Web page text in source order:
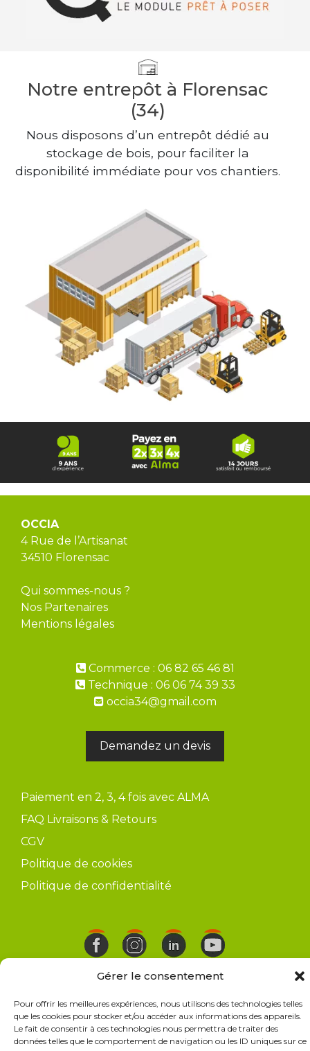
Gérer le consentement
Pour offrir les meilleures expériences, nous utilisons des technologies telles
que les cookies pour stocker et/ou accéder aux informations des appareils.
Le fait de consentir à ces technologies nous permettra de traiter des
données telles que le comportement de navigation ou les ID uniques sur ce
Notre entrepôt à Florensac
(34)
Nous disposons d’un entrepôt dédié au
stockage de bois, pour faciliter la
disponibilité immédiate pour vos chantiers.
OCCIA
4 Rue de l’Artisanat
34510 Florensac
Qui sommes-nous ?
Nos Partenaires
Mentions légales
Commerce : 06 82 65 46 81
Technique : 06 06 74 39 33
occia34@gmail.com
Demandez un devis
Paiement en 2, 3, 4 fois avec ALMA
FAQ Livraisons & Retours
CGV
Politique de cookies
Politique de confidentialité
© 2026 Occia le spécialiste Terrasse et Bois